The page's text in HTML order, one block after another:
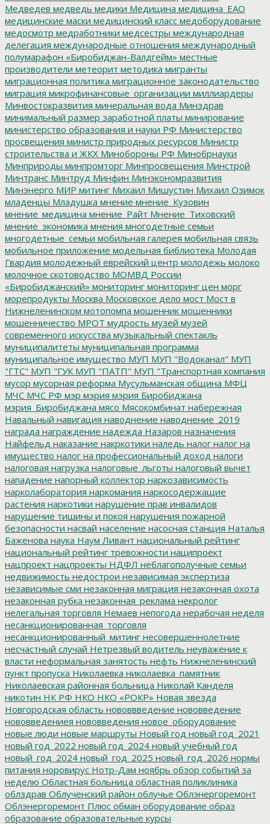
Медведев медведь медики Медицина медицина_ЕАО
медицинские маски медицинский класс медоборудование
медосмотр медработники медсестры международная
делегация международные отношения международный
полумарафон «Биробиджан-Валдгейм» местные
производители метеорит методика мигранты
миграционная политика миграционное законодательство
миграция микрофинансовые_организации миллиардеры
Минвостокразвития минеральная вода Минздрав
минимальный размер заработной платы минирование
министерство образования и науки РФ Министерство
просвещения министр природных ресурсов Министр
строительства и ЖКХ Минобороны РФ Минобрнауки
Минприроды минпромторг Минпросвещения Минстрой
Минтранс Минтруд Минфин Минэкономразвития
Минэнерго МИР митинг Михаил Мишустин Михаил Озимок
младенцы Младушка мнение мнение_Кузовин
мнение_медицина мнение_Райт Мнение_Тиховский
мнение_экономика мнения многодетные семьи
многодетные_семьи мобильная галерея мобильная связь
мобильное приложение модельная библиотека Молодая
Гвардия молодежный еврейский центр молодежь молоко
молочное скотоводство МОМВД России
«Биробиджанский» мониторинг мониторинг цен морг
морепродукты Москва Московское дело мост Мост в
Нижнеленинском мотопомпа мошенник мошенники
мошенничество МРОТ мудрость музей музей
современного искусства музыкальный спектакль
муниципалитеты муниципальная программа
муниципальное имущество МУП МУП "Водоканал" МУП
"ГТС" МУП "ГУК МУП "ПАТП" МУП "Транспортная компания
мусор мусорная реформа Мусульманская община МФЦ
МЧС МЧС РФ мэр мэрия мэрия Биробиджана
мэрия_Биробиджана мясо Мясокомбинат набережная
Навальный навигация наводнение наводнение_2019
награда награждение надежда Назаров назначения
Найфельд наказание накркотики наледь налог налог на
имущество налог на профессиональный доход налоги
налоговая нагрузка налоговые_льготы налоговый вычет
нападение напорный коллектор наркозависимость
нарколаборатория наркомания наркосодержащие
растения наркотики нарушение прав инвалидов
нарушение тишины и покоя нарушения пожарной
безопасности насвай население насосная станция Наталья
Баженова наука Наум Ливант национальный рейтинг
национальный рейтинг тревожности наципроект
нацпроект нацпроекты НДФЛ неблагополучные семьи
недвижимость недострои независимая экспертиза
независимые сми незаконная миграция незаконная охота
незаконная рубка незаконная_реклама некролог
нелегальная торговля Немаев непогода нерабочая неделя
несанкционированная_торговля
несанкционированный_митинг несовершеннолетние
несчастный случай Нетрезвый водитель неуважение к
власти неформальная занятость нефть Нижнеленинский
пункт пропуска Николаевка николаевка_памятник
Николаевская районная больница Николай Канделя
никотин НК РФ НКО НКО «РОКР» Новая звезда
Новгородская область нововвведение нововведение
нововведениея нововведения новое_оборудование
новые люди новые маршруты Новый год новый год_2021
новый год_2022 новый год_2024 новый учебный год
новый_год_2024 новый_год_2025 новый_год_2026 нормы
питания норовирус Нотр-Дам ноябрь обзор событий за
неделю Областная больница областная поликлиника
облздрав Облученский район облучье Облэнергоремонт
Облэнергоремонт Плюс обман оборудование образ
образование образовательные курсы